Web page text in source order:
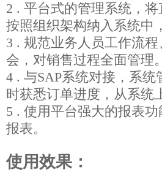
2 . 平台式的管理系统，
按照组织架构纳入系统中
3 . 规范业务人员工作流
会，对销售过程全面管理。
4 . 与SAP系统对接，系
时获悉订单进度，从系统
5 . 使用平台强大的报表
报表。
使用效果：